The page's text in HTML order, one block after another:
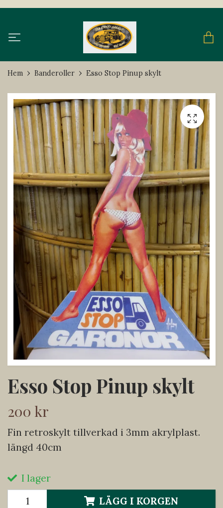
Hem Banderoller Esso Stop Pinup skylt
Esso Stop Pinup skylt
200 kr
Fin retroskylt tillverkad i 3mm akrylplast.
längd 40cm
I lager
LÄGG I KORGEN